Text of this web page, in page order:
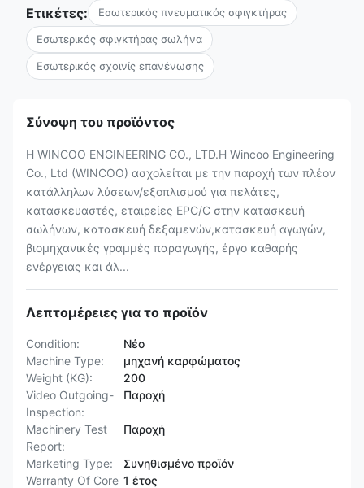
Ετικέτες: Εσωτερικός πνευματικός σφιγκτήρας
Εσωτερικός σφιγκτήρας σωλήνα
Εσωτερικός σχοινίς επανένωσης
Σύνοψη του προϊόντος
Η WINCOO ENGINEERING CO., LTD.Η Wincoo Engineering
Co., Ltd (WINCOO) ασχολείται με την παροχή των πλέον
κατάλληλων λύσεων/εξοπλισμού για πελάτες,
κατασκευαστές, εταιρείες EPC/C στην κατασκευή
σωλήνων, κατασκευή δεξαμενών,κατασκευή αγωγών,
βιομηχανικές γραμμές παραγωγής, έργο καθαρής
ενέργειας και άλ...
Λεπτομέρειες για το προϊόν
Condition:
Νέο
Machine Type:
μηχανή καρφώματος
Weight (KG):
200
Video Outgoing-
Inspection:
Παροχή
Machinery Test
Report:
Παροχή
Marketing Type:
Συνηθισμένο προϊόν
Warranty Of Core 1 έτος